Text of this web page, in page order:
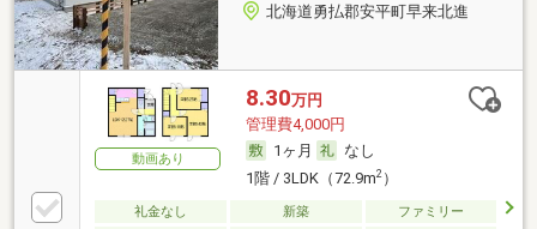
北海道勇払郡安平町早来北進
動画あり
8.30万円
管理費4,000円
1ヶ月
なし
1階 / 3LDK（72.9m2）
礼金なし 新築
ファミリー